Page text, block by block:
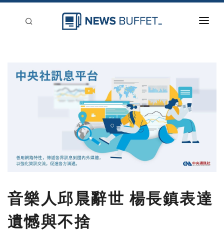
音樂人邱晨辭世 楊長鎮表達
遺憾與不捨